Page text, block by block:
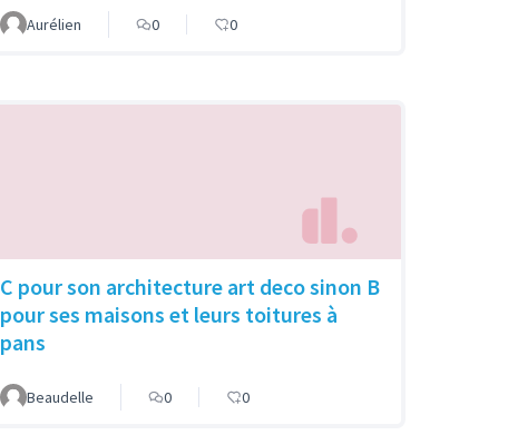
Aurélien 0 0
C pour son architecture art deco sinon B
pour ses maisons et leurs toitures à
pans
Beaudelle 0 0